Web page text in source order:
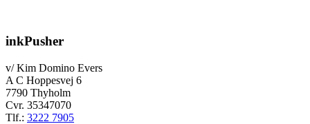
inkPusher
v/ Kim Domino Evers
A C Hoppesvej 6
7790 Thyholm
Cvr. 35347070
Tlf.: 3222 7905